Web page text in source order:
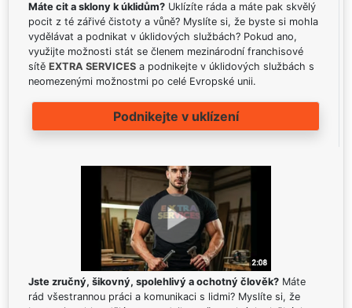
Máte cit a sklony k úklidům? Uklízíte ráda a máte pak skvělý
pocit z té zářivé čistoty a vůně? Myslíte si, že byste si mohla
vydělávat a podnikat v úklidových službách? Pokud ano,
využijte možnosti stát se členem mezinárodní franchisové
sítě EXTRA SERVICES a podnikejte v úklidových službách s
neomezenými možnostmi po celé Evropské unii.
Podnikejte v uklízení
Jste zručný, šikovný, spolehlivý a ochotný člověk? Máte
rád všestrannou práci a komunikaci s lidmi? Myslíte si, že